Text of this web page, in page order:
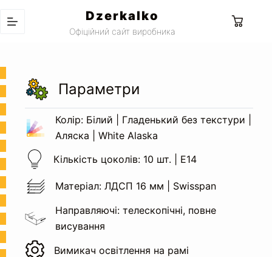
до
Dzerkalko
Офіційний сайт виробника Кошик
Параметри
Колір: Білий | Гладенький без текстури |
Аляска | White Alaska
Кількість цоколів: 10 шт. | Е14
Матеріал: ЛДСП 16 мм | Swisspan
Направляючі: телескопічні, повне
висування
Вимикач освітлення на рамі